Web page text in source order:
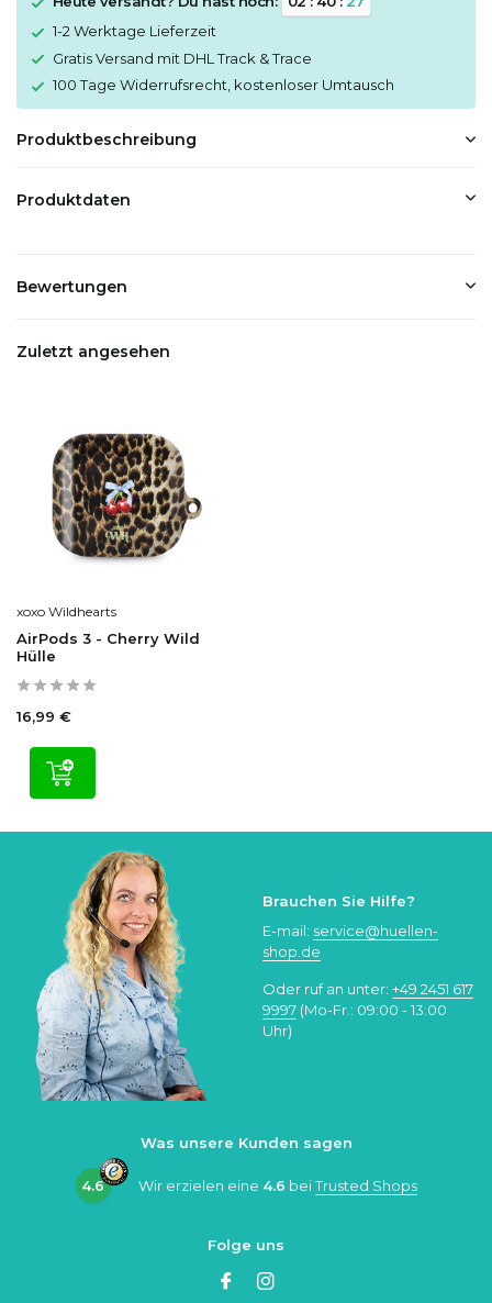
1-2 Werktage Lieferzeit
Gratis Versand mit DHL Track & Trace
100 Tage Widerrufsrecht, kostenloser Umtausch
Produktbeschreibung
Produktdaten
Bewertungen
Zuletzt angesehen
xoxo Wildhearts
AirPods 3 - Cherry Wild
Hülle
16,99 €
Brauchen Sie Hilfe?
E-mail: service@huellen-
shop.de
Oder ruf an unter: +49 2451 617
9997 (Mo-Fr.: 09:00 - 13:00
Uhr)
Was unsere Kunden sagen
4.6 Wir erzielen eine 4.6 beiTrusted Shops
Folge uns